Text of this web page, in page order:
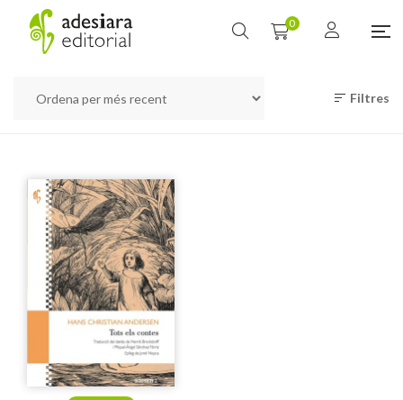
0
Filtres